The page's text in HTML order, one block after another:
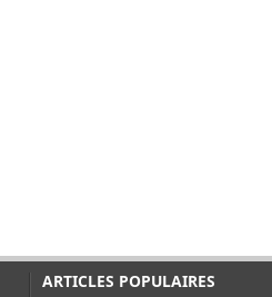
ARTICLES POPULAIRES